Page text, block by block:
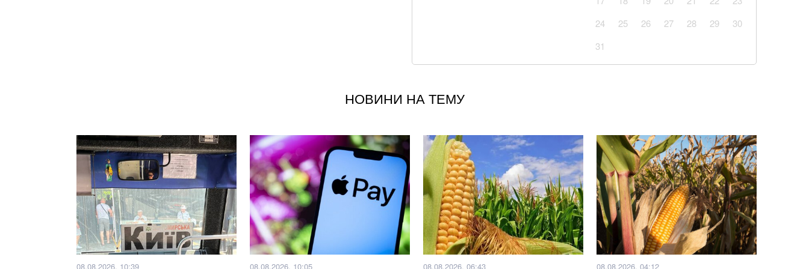
Суд у справі загиблого внаслідок бійки маршрутника: захист
Пенсія без стажу: скільки отримає пенсіонер, який ніколи не
працював
Чи може Іран завдати ракетного удару по Києву: аналітик дав
відповідь
Залишилося мало часу: розвідка США шокувала новим прогнозом
щодо нападу Путіна на НАТО
24
25 26 27 28 29
30
31
НОВИНИ НА ТЕМУ
08.08.2026, 10:39 08.08.2026, 10:05 08.08.2026, 06:43 08.08.2026, 04:12